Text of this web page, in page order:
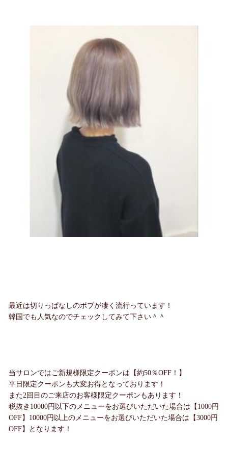
最近は切りっぱなしのボブが凄く流行っています！
韓国でも人気なのでチェックしてみて下さい＾＾
当サロンではご新規様限定クーポンは【約50％OFF！】
平日限定クーポンも大変お得となっております！
また2回目のご来店のお客様限定クーポンもあります！
税抜き10000円以下のメニューをお選びいただいた場合は【1000円
OFF】10000円以上のメニューをお選びいただいた場合は【3000円
OFF】となります！